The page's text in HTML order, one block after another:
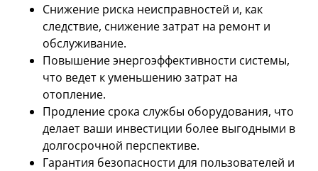
Снижение риска неисправностей и, как
следствие, снижение затрат на ремонт и
обслуживание.
Повышение энергоэффективности системы,
что ведет к уменьшению затрат на
отопление.
Продление срока службы оборудования, что
делает ваши инвестиции более выгодными в
долгосрочной перспективе.
Гарантия безопасности для пользователей и